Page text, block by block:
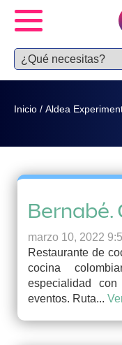
Inicio / Aldea
Bernabé.
marzo 10, 2022
Restaurante de
cocina
especialidad
eventos. Ruta...